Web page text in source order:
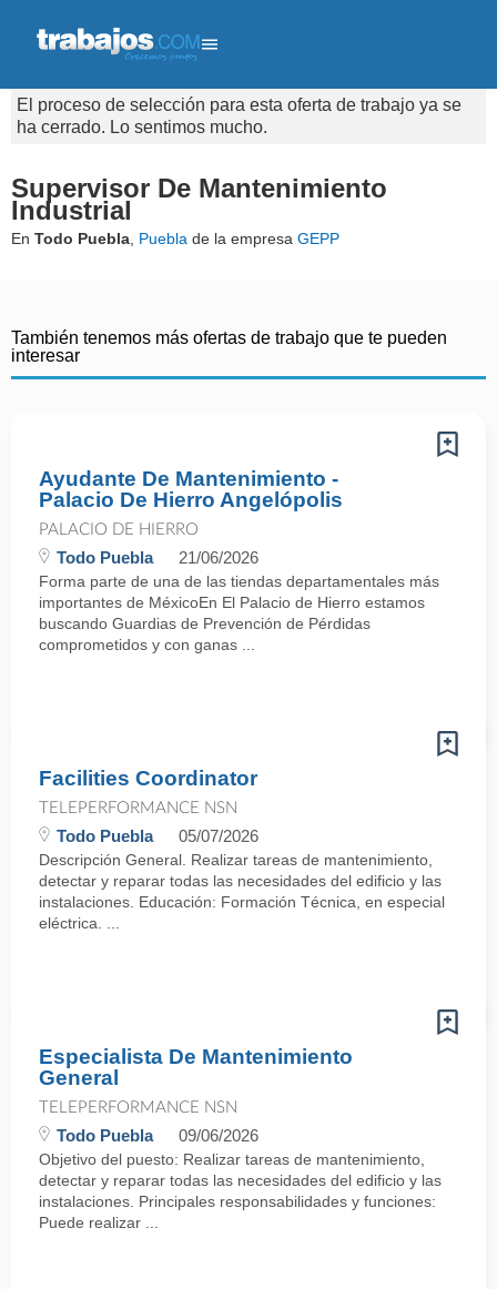
El proceso de selección para esta oferta de trabajo ya se
ha cerrado. Lo sentimos mucho.
Supervisor De Mantenimiento
Industrial
En Todo Puebla Puebla de la empresa GEPP
También tenemos más ofertas de trabajo que te pueden
interesar
Ayudante De Mantenimiento -
Palacio De Hierro Angelópolis
PALACIO DE HIERRO
Todo Puebla 21/06/2026
Forma parte de una de las tiendas departamentales más
importantes de MéxicoEn El Palacio de Hierro estamos
buscando Guardias de Prevención de Pérdidas
comprometidos y con ganas ...
Facilities Coordinator
TELEPERFORMANCE NSN
Todo Puebla 05/07/2026
Descripción General. Realizar tareas de mantenimiento,
detectar y reparar todas las necesidades del edificio y las
instalaciones. Educación: Formación Técnica, en especial
eléctrica. ...
Especialista De Mantenimiento
General
TELEPERFORMANCE NSN
Todo Puebla 09/06/2026
Objetivo del puesto: Realizar tareas de mantenimiento,
detectar y reparar todas las necesidades del edificio y las
instalaciones. Principales responsabilidades y funciones:
Puede realizar ...